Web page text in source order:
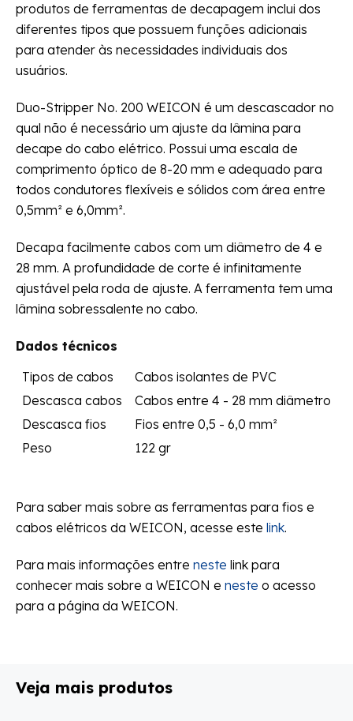
produtos de ferramentas de decapagem inclui dos
diferentes tipos que possuem funções adicionais
para atender às necessidades individuais dos
usuários.
Duo-Stripper No. 200 WEICON é um descascador no
qual não é necessário um ajuste da lâmina para
decape do cabo elétrico. Possui uma escala de
comprimento óptico de 8-20 mm e adequado para
todos condutores flexíveis e sólidos com área entre
0,5mm² e 6,0mm².
Decapa facilmente cabos com um diâmetro de 4 e
28 mm. A profundidade de corte é infinitamente
ajustável pela roda de ajuste. A ferramenta tem uma
lâmina sobressalente no cabo.
Dados técnicos
Tipos de cabos
Cabos isolantes de PVC
Descasca cabos
Cabos entre 4 - 28 mm diâmetro
Descasca fios
Fios entre 0,5 - 6,0 mm²
Peso
122 gr
Para saber mais sobre as ferramentas para fios e
cabos elétricos da WEICON, acesse este link.
Para mais informações entre neste link para
conhecer mais sobre a WEICON e neste o acesso
para a página da WEICON.
Veja mais produtos